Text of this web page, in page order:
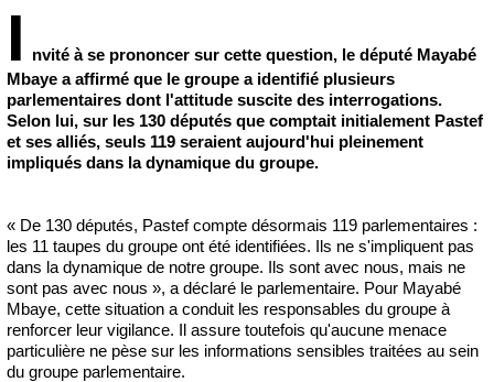
I
nvité à se prononcer sur cette question, le député Mayabé
Mbaye a affirmé que le groupe a identifié plusieurs
parlementaires dont l'attitude suscite des interrogations.
Selon lui, sur les 130 députés que comptait initialement Pastef
et ses alliés, seuls 119 seraient aujourd'hui pleinement
impliqués dans la dynamique du groupe.
« De 130 députés, Pastef compte désormais 119 parlementaires :
les 11 taupes du groupe ont été identifiées. Ils ne s'impliquent pas
dans la dynamique de notre groupe. Ils sont avec nous, mais ne
sont pas avec nous », a déclaré le parlementaire. Pour Mayabé
Mbaye, cette situation a conduit les responsables du groupe à
renforcer leur vigilance. Il assure toutefois qu'aucune menace
particulière ne pèse sur les informations sensibles traitées au sein
du groupe parlementaire.